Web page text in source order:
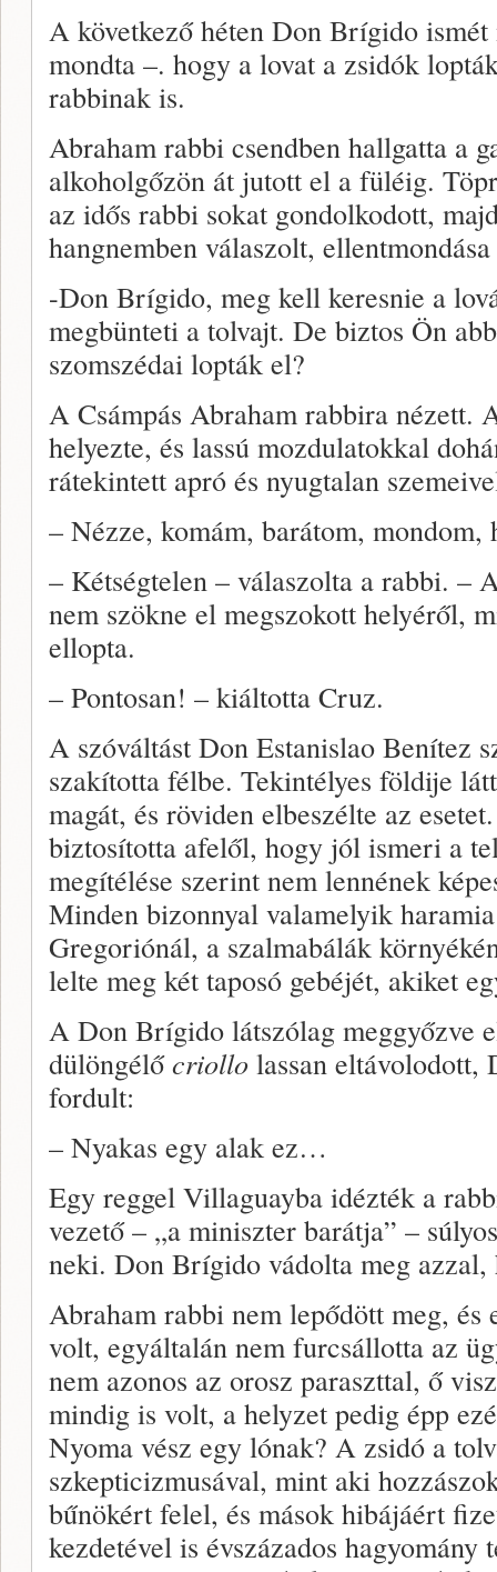
A következő héten Don Brígido
mondta –. hogy a lovat a zsidók
rabbinak is.
Abraham rabbi csendben hallgatta a
alkoholgőzön át jutott el a füléig.
az idős rabbi sokat gondolkodott,
hangnemben válaszolt,
-Don Brígido, meg kell keresnie a
megbünteti a tolvajt. De biztos Ön
szomszédai lopták el?
A Csámpás Abraham rabbira nézett.
helyezte, és lassú mozdulatokkal
rátekintett apró és nyugtalan
– Nézze, komám, barátom,
– Kétségtelen – válaszolta a rabbi. –
nem szökne el megszokott helyéről,
ellopta.
– Pontosan! – kiáltotta Cruz.
A szóváltást Don Estanislao Benítez
szakította félbe. Tekintélyes földije
magát, és röviden elbeszélte az
biztosította afelől, hogy jól ismeri a
megítélése szerint nem lennének
Minden bizonnyal valamelyik
Gregoriónál, a szalmabálák
lelte meg két taposó gebéjét, akiket
A Don Brígido látszólag meggyőzve
dülöngélőcriollo lassan eltávolodott,
fordult:
– Nyakas egy alak ez…
Egy reggel Villaguayba idézték a
vezető – „a miniszter barátja” –
neki. Don Brígido vádolta meg
Abraham rabbi nem lepődött meg, és
volt, egyáltalán nem furcsállotta az
nem azonos az orosz paraszttal, ő
mindig is volt, a helyzet pedig épp
Nyoma vész egy lónak? A zsidó a
szkepticizmusával, mint aki
bűnökért felel, és mások hibájáért
kezdetével is évszázados hagyomány